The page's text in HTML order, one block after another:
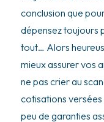
conclusion que
dépensez toujours
tout… Alors
mieux assurer vos
ne pas crier au
cotisations
peu de garanties